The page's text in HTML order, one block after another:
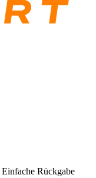
Einfache Rückgabe